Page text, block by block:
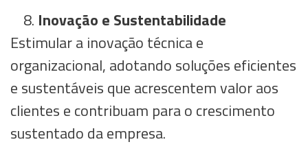
Inovação e Sustentabilidade
Estimular a inovação técnica e
organizacional, adotando soluções eficientes
e sustentáveis que acrescentem valor aos
clientes e contribuam para o crescimento
sustentado da empresa.